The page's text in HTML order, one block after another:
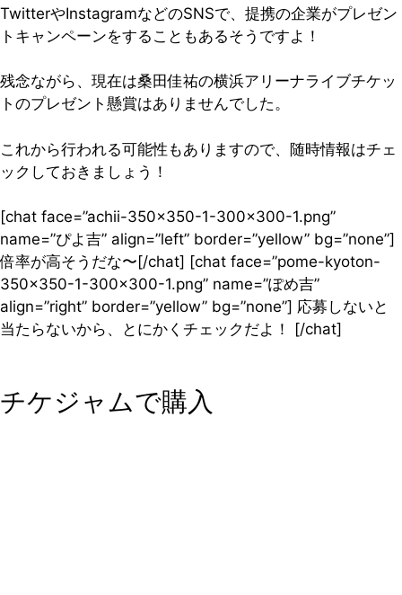
TwitterやInstagramなどのSNSで、提携の企業がプレゼン
トキャンペーンをすることもあるそうですよ！
残念ながら、現在は桑田佳祐の横浜アリーナライブチケッ
トのプレゼント懸賞はありませんでした。
これから行われる可能性もありますので、随時情報はチェ
ックしておきましょう！
[chat face=”achii-350×350-1-300×300-1.png”
name=”ぴよ吉” align=”left” border=”yellow” bg=”none”]
倍率が高そうだな〜[/chat] [chat face=”pome-kyoton-
350×350-1-300×300-1.png” name=”ぽめ吉”
align=”right” border=”yellow” bg=”none”] 応募しないと
当たらないから、とにかくチェックだよ！ [/chat]
チケジャムで購入